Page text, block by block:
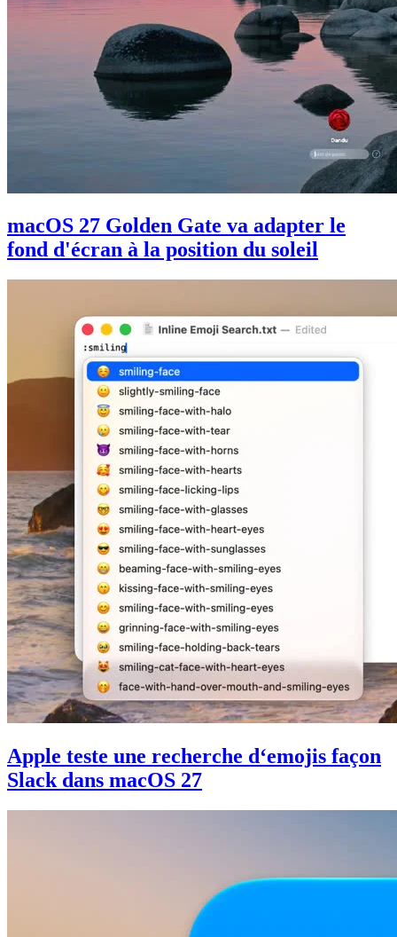
macOS 27 Golden Gate va adapter le
fond d'écran à la position du soleil
Apple teste une recherche d‘emojis façon
Slack dans macOS 27